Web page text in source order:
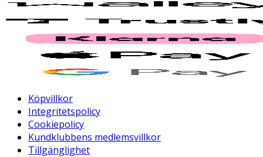
Köpvillkor
Integritetspolicy
Cookiepolicy
Kundklubbens medlemsvillkor
Tillgänglighet